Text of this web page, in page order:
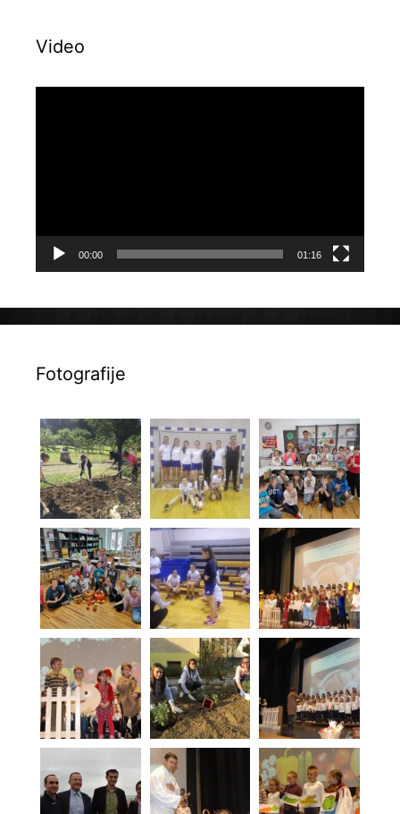
Video
00:00 01:16
Fotografije